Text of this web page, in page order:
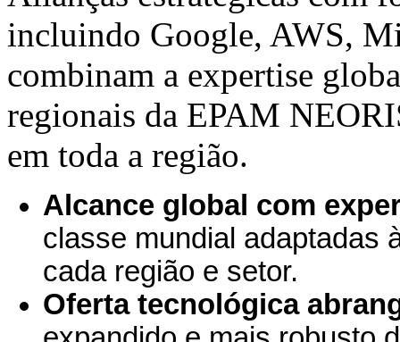
incluindo Google, AWS,
combinam a expertise
regionais da EPAM
em toda a região.
Alcance global com
classe mundial adaptadas
cada região e setor.
Oferta tecnológica